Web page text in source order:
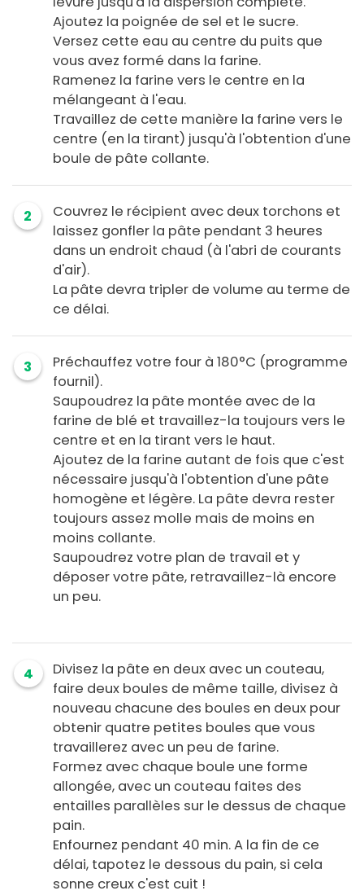
Ajoutez la poignée de sel et le sucre.
Versez cette eau au centre du puits que
vous avez formé dans la farine.
Ramenez la farine vers le centre en la
mélangeant à l'eau.
Travaillez de cette manière la farine vers le
centre (en la tirant) jusqu'à l'obtention d'une
boule de pâte collante.
2
Couvrez le récipient avec deux torchons et
laissez gonfler la pâte pendant 3 heures
dans un endroit chaud (à l'abri de courants
d'air).
La pâte devra tripler de volume au terme de
ce délai.
3
Préchauffez votre four à 180°C (programme
fournil).
Saupoudrez la pâte montée avec de la
farine de blé et travaillez-la toujours vers le
centre et en la tirant vers le haut.
Ajoutez de la farine autant de fois que c'est
nécessaire jusqu'à l'obtention d'une pâte
homogène et légère. La pâte devra rester
toujours assez molle mais de moins en
moins collante.
Saupoudrez votre plan de travail et y
déposer votre pâte, retravaillez-là encore
un peu.
4
Divisez la pâte en deux avec un couteau,
faire deux boules de même taille, divisez à
nouveau chacune des boules en deux pour
obtenir quatre petites boules que vous
travaillerez avec un peu de farine.
Formez avec chaque boule une forme
allongée, avec un couteau faites des
entailles parallèles sur le dessus de chaque
pain.
Enfournez pendant 40 min. A la fin de ce
délai, tapotez le dessous du pain, si cela
sonne creux c'est cuit !